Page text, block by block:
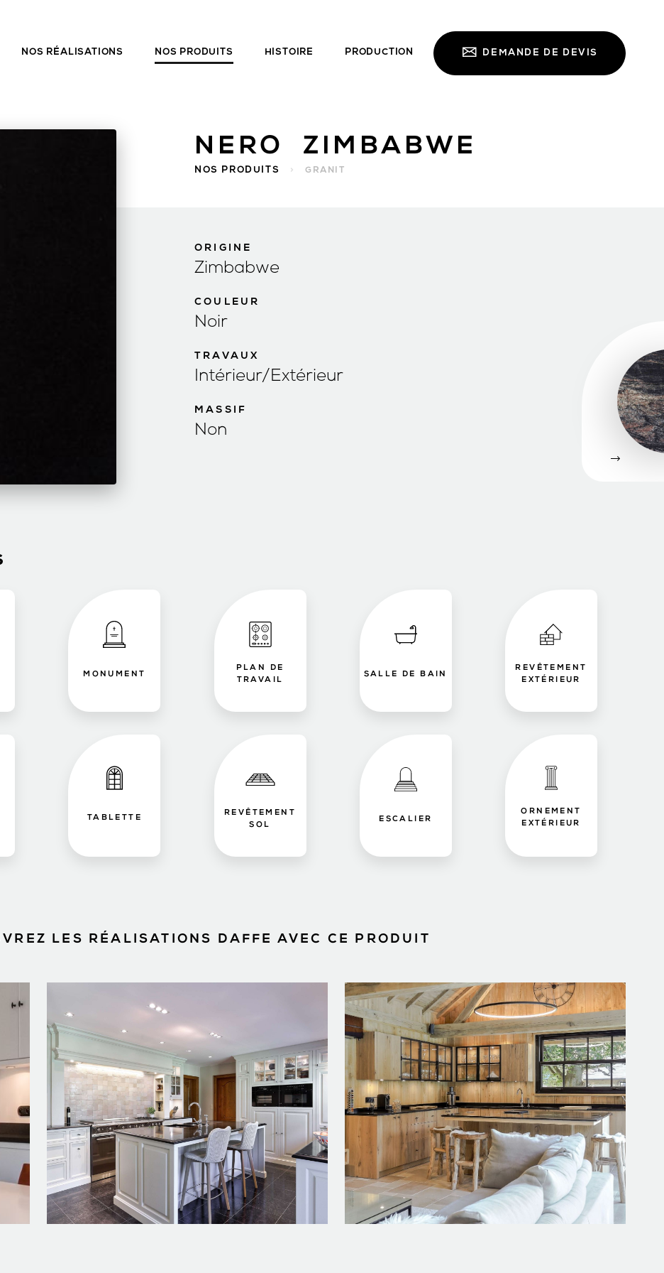
NOS RÉALISATIONS NOS PRODUITS HISTOIRE PRODUCTION DEMANDE DE DEVIS
NERO ZIMBABWE
NOS PRODUITS > GRANIT
ORIGINE
Zimbabwe
COULEUR
Noir
TRAVAUX
Intérieur/Extérieur
MASSIF
Non
MONUMENT
PLAN DE
TRAVAIL
SALLE DE BAIN
REVÊTEMENT
EXTÉRIEUR
TABLETTE
REVÊTEMENT
SOL
ESCALIER
ORNEMENT
EXTÉRIEUR
LES RÉALISATIONS DAFFE AVEC CE PRODUIT